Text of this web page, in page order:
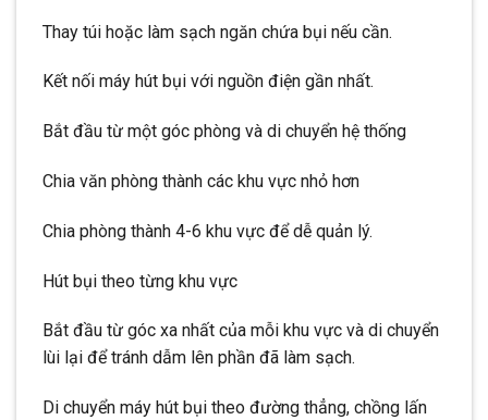
Thay túi hoặc làm sạch ngăn chứa bụi nếu cần.
Kết nối máy hút bụi với nguồn điện gần nhất.
Bắt đầu từ một góc phòng và di chuyển hệ thống
Chia văn phòng thành các khu vực nhỏ hơn
Chia phòng thành 4-6 khu vực để dễ quản lý.
Hút bụi theo từng khu vực
Bắt đầu từ góc xa nhất của mỗi khu vực và di chuyển
lùi lại để tránh dẫm lên phần đã làm sạch.
Di chuyển máy hút bụi theo đường thẳng, chồng lấn